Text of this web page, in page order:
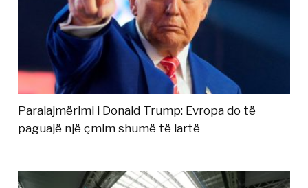
Paralajmërimi i Donald Trump: Evropa do të
paguajë një çmim shumë të lartë